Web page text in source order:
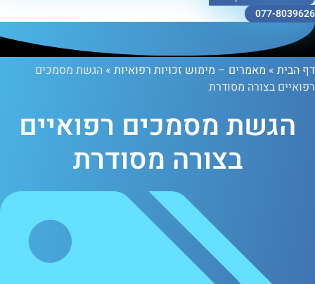
077-
» מאמרים – מימוש זכויות רפואיות »הגשת מסמכים
בצורה מסודרת
מסמכים רפואיים
בצורה מסודרת